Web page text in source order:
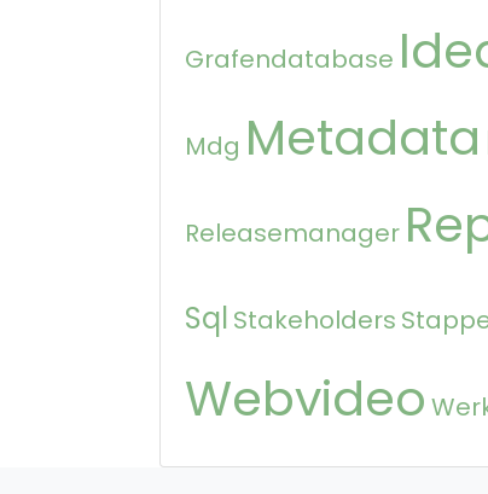
Grafendatabase
Mdg Metadata
Releasemanager
Sql Stakeholders
Webvideo